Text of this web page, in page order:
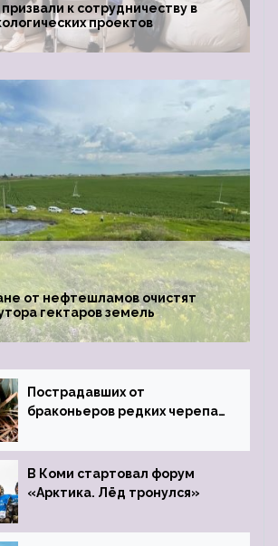
к сотрудничеству в
проектов
от нефтешламов очистят
гектаров земель
Пострадавших от
браконьеров редких черепах
зоопарк
В Коми стартовал форум
«Арктика. Лёд тронулся»